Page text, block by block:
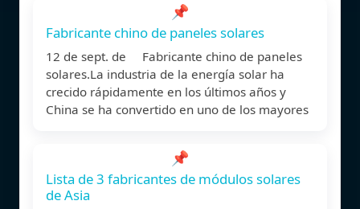
📌
Fabricante chino de paneles solares
12 de sept. de Fabricante chino de paneles
solares.La industria de la energía solar ha
crecido rápidamente en los últimos años y
China se ha convertido en uno de los mayores
📌
Lista de 3 fabricantes de módulos solares
de Asia